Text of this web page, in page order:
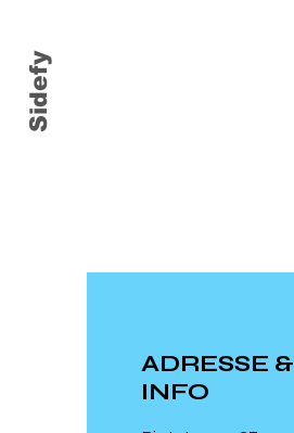
Sidefy
ADRESSE &
INFO